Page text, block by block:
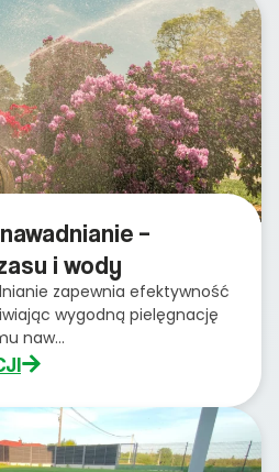
–
i wody
zapewnia efektywność
wygodną pielęgnację
naw...